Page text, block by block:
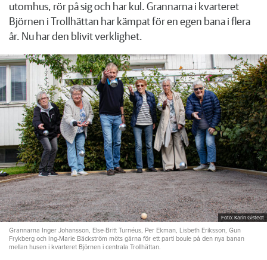
utomhus, rör på sig och har kul. Grannarna i kvarteret
Björnen i Trollhättan har kämpat för en egen bana i flera
år. Nu har den blivit verklighet.
Foto: Karin Gistedt
Grannarna Inger Johansson, Else-Britt Turnéus, Per Ekman, Lisbeth Eriksson, Gun
Frykberg och Ing-Marie Bäckström möts gärna för ett parti boule på den nya banan
mellan husen i kvarteret Björnen i centrala Trollhättan.